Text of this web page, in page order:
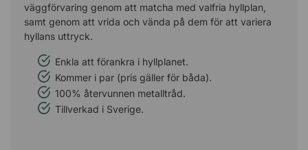
väggförvaring genom att matcha med valfria hyllplan,
samt genom att vrida och vända på dem för att variera
hyllans uttryck.
Enkla att förankra i hyllplanet.
Kommer i par (pris gäller för båda).
100% återvunnen metalltråd.
Tillverkad i Sverige.